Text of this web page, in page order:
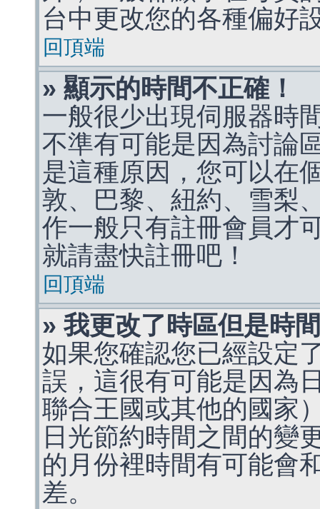
台中更改您的各種偏好
回頂端
» 顯示的時間不正確！
一般很少出現伺服器時
不準有可能是因為討論
是這種原因，您可以在
敦、巴黎、紐約、雪梨
作一般只有註冊會員才
就請盡快註冊吧！
回頂端
» 我更改了時區但是時
如果您確認您已經設定
誤，這很有可能是因為
聯合王國或其他的國家
日光節約時間之間的變
的月份裡時間有可能會
差。